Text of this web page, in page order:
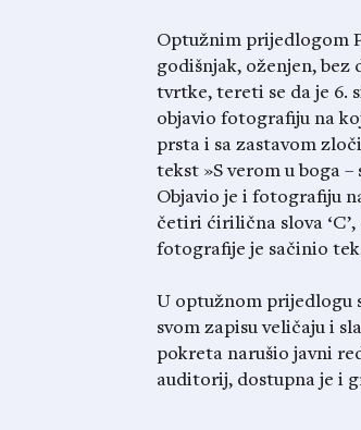
Optužnim prijedlogom
godišnjak, oženjen, bez
tvrtke, tereti se da je 6.
objavio fotografiju na
prsta i sa zastavom
tekst »S verom u boga
Objavio je i fotografiju
četiri ćirilična slova
fotografije je sačinio
U optužnom prijedlogu
svom zapisu veličaju i
pokreta narušio javni
auditorij, dostupna je i